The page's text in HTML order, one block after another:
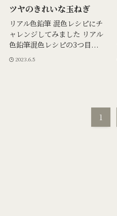
ツヤのきれいな玉ねぎ
リアル色鉛筆 混色レシピにチ
ャレンジしてみました リアル
色鉛筆混色レシピの3つ目...
2023.6.5
1